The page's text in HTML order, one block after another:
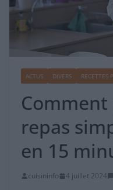
ACTUS DIVERS RECETTES
repas
en 15
cuisininfo 4 juillet 2024